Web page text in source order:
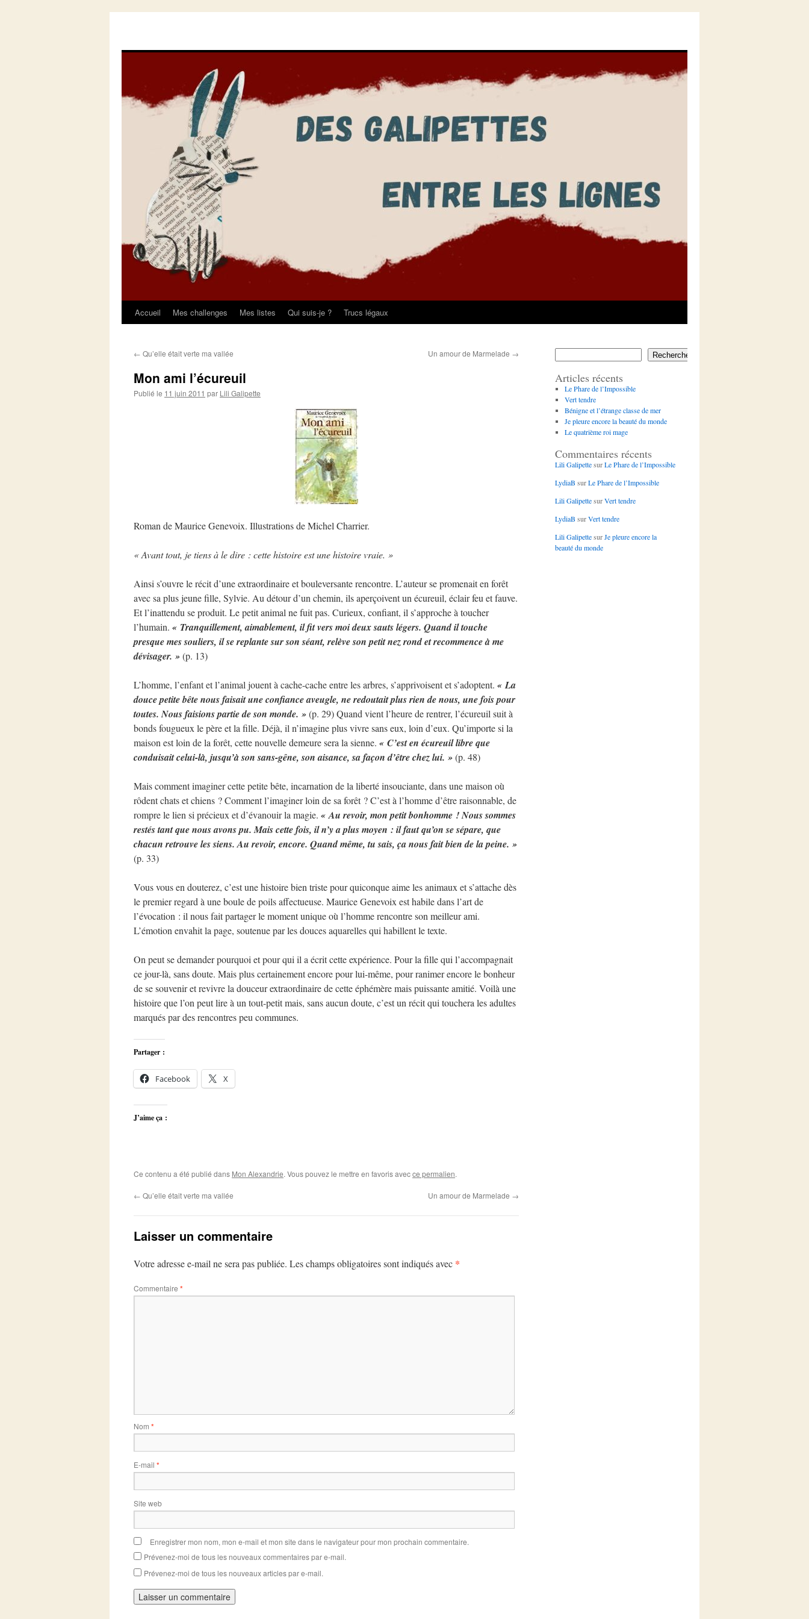
Aller
contenu
Accueil Mes challenges Mes listes Qui suis-je ? Trucs légaux
← Qu’elle était verte ma vallée Un amour de Marmelade →
Mon ami l’écureuil
Publié le 11 juin 2011 par Lili Galipette
Roman de Maurice Genevoix. Illustrations de Michel Charrier.
« Avant tout, je tiens à le dire : cette histoire est une histoire vraie. »
Ainsi s’ouvre le récit d’une extraordinaire et bouleversante rencontre. L’auteur se promenait en forêt
avec sa plus jeune fille, Sylvie. Au détour d’un chemin, ils aperçoivent un écureuil, éclair feu et fauve.
Et l’inattendu se produit. Le petit animal ne fuit pas. Curieux, confiant, il s’approche à toucher
l’humain. « Tranquillement, aimablement, il fit vers moi deux sauts légers. Quand il touche
presque mes souliers, il se replante sur son séant, relève son petit nez rond et recommence à me
dévisager. »(p. 13)
L’homme, l’enfant et l’animal jouent à cache-cache entre les arbres, s’apprivoisent et s’adoptent. « La
douce petite bête nous faisait une confiance aveugle, ne redoutait plus rien de nous, une fois pour
toutes. Nous faisions partie de son monde. »(p. 29) Quand vient l’heure de rentrer, l’écureuil suit à
bonds fougueux le père et la fille. Déjà, il n’imagine plus vivre sans eux, loin d’eux. Qu’importe si la
maison est loin de la forêt, cette nouvelle demeure sera la sienne. « C’est en écureuil libre que
conduisait celui-là, jusqu’à son sans-gêne, son aisance, sa façon d’être chez lui. »(p. 48)
Mais comment imaginer cette petite bête, incarnation de la liberté insouciante, dans une maison où
rôdent chats et chiens ? Comment l’imaginer loin de sa forêt ? C’est à l’homme d’être raisonnable, de
rompre le lien si précieux et d’évanouir la magie. « Au revoir, mon petit bonhomme ! Nous sommes
restés tant que nous avons pu. Mais cette fois, il n’y a plus moyen : il faut qu’on se sépare, que
chacun retrouve les siens. Au revoir, encore. Quand même, tu sais, ça nous fait bien de la peine. »
(p. 33)
Vous vous en douterez, c’est une histoire bien triste pour quiconque aime les animaux et s’attache dès
le premier regard à une boule de poils affectueuse. Maurice Genevoix est habile dans l’art de
l’évocation : il nous fait partager le moment unique où l’homme rencontre son meilleur ami.
L’émotion envahit la page, soutenue par les douces aquarelles qui habillent le texte.
On peut se demander pourquoi et pour qui il a écrit cette expérience. Pour la fille qui l’accompagnait
ce jour-là, sans doute. Mais plus certainement encore pour lui-même, pour ranimer encore le bonheur
de se souvenir et revivre la douceur extraordinaire de cette éphémère mais puissante amitié. Voilà une
histoire que l’on peut lire à un tout-petit mais, sans aucun doute, c’est un récit qui touchera les adultes
marqués par des rencontres peu communes.
Partager :
Facebook X
J’aime ça :
Ce contenu a été publié dans Mon Alexandrie. Vous pouvez le mettre en favoris avecce permalien.
← Qu’elle était verte ma vallée Un amour de Marmelade →
Laisser un commentaire
Votre adresse e-mail ne sera pas publiée. Les champs obligatoires sont indiqués avec *
Commentaire *
Nom *
E-mail *
Site web
Enregistrer mon nom, mon e-mail et mon site dans le navigateur pour mon prochain commentaire.
Prévenez-moi de tous les nouveaux commentaires par e-mail.
Prévenez-moi de tous les nouveaux articles par e-mail.
Rechercher
Articles récents
Le Phare de l’Impossible
Vert tendre
Bénigne et l’étrange classe de mer
Je pleure encore la beauté du monde
Le quatrième roi mage
Commentaires récents
Lili GalipettesurLe Phare de l’Impossible
LydiaB surLe Phare de l’Impossible
Lili GalipettesurVert tendre
LydiaB surVert tendre
Lili GalipettesurJe pleure encore la
beauté du monde